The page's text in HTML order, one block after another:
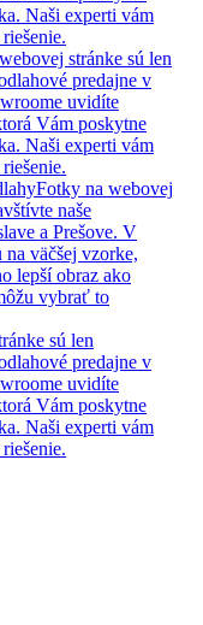
Naši experti vám
stránke sú len
predajne v
uvidíte
Vám poskytne
Naši experti vám
Fotky na webovej
naše
a Prešove. V
väčšej vzorke,
lepší obraz ako
vybrať to
sú len
predajne v
uvidíte
Vám poskytne
Naši experti vám